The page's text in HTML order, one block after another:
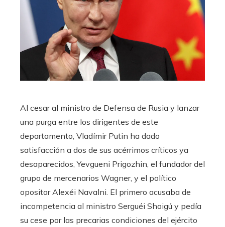
Al cesar al ministro de Defensa de Rusia y lanzar
una purga entre los dirigentes de este
departamento, Vladímir Putin ha dado
satisfacción a dos de sus acérrimos críticos ya
desaparecidos, Yevgueni Prigozhin, el fundador del
grupo de mercenarios Wagner, y el político
opositor Alexéi Navalni. El primero acusaba de
incompetencia al ministro Serguéi Shoigú y pedía
su cese por las precarias condiciones del ejército